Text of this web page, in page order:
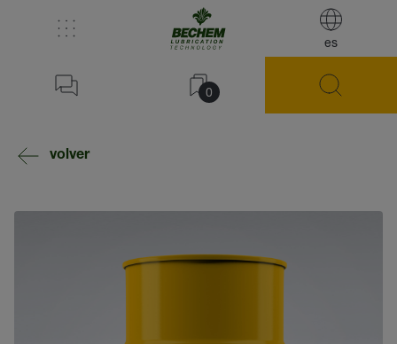
es
0
volver